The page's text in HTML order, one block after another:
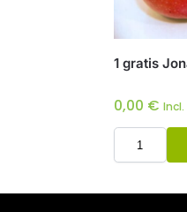
1 gratis
0,00 € Incl.